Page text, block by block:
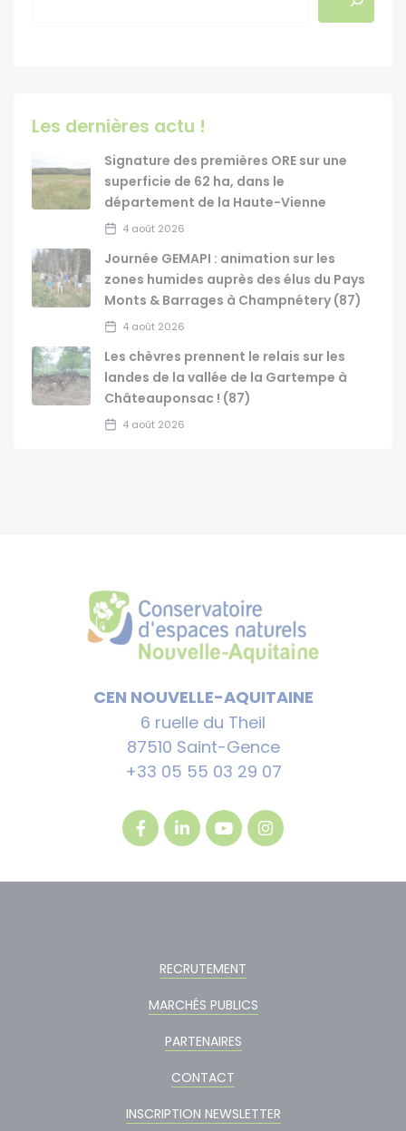
Les dernières actu !
Signature des premières ORE sur une
superficie de 62 ha, dans le
département de la Haute-Vienne
4 août 2026
Journée GEMAPI : animation sur les
zones humides auprès des élus du Pays
Monts & Barrages à Champnétery (87)
4 août 2026
Les chèvres prennent le relais sur les
landes de la vallée de la Gartempe à
Châteauponsac ! (87)
4 août 2026
CEN NOUVELLE-AQUITAINE
6 ruelle du Theil
87510 Saint-Gence
+33 05 55 03 29 07
RECRUTEMENT
MARCHÉS PUBLICS
PARTENAIRES
CONTACT
INSCRIPTION NEWSLETTER